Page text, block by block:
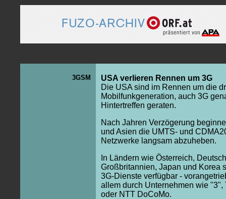
3GSM
USA verlieren Rennen um 3G
Die USA sind im Rennen um die
Mobilfunkgeneration, auch 3G
Hintertreffen geraten.
Nach Jahren Verzögerung
und Asien die UMTS- und
Netzwerke langsam abzuheben.
In Ländern wie Österreich,
Großbritannien, Japan und Korea
3G-Dienste verfügbar -
allem durch Unternehmen wie "3",
oder NTT DoCoMo.